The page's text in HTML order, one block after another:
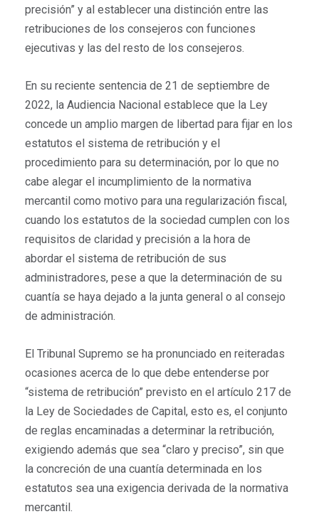
precisión” y al establecer una distinción entre las
retribuciones de los consejeros con funciones
ejecutivas y las del resto de los consejeros.
En su reciente sentencia de 21 de septiembre de
2022, la Audiencia Nacional establece que la Ley
concede un amplio margen de libertad para fijar en los
estatutos el sistema de retribución y el
procedimiento para su determinación, por lo que no
cabe alegar el incumplimiento de la normativa
mercantil como motivo para una regularización fiscal,
cuando los estatutos de la sociedad cumplen con los
requisitos de claridad y precisión a la hora de
abordar el sistema de retribución de sus
administradores, pese a que la determinación de su
cuantía se haya dejado a la junta general o al consejo
de administración.
El Tribunal Supremo se ha pronunciado en reiteradas
ocasiones acerca de lo que debe entenderse por
“sistema de retribución” previsto en el artículo 217 de
la Ley de Sociedades de Capital, esto es, el conjunto
de reglas encaminadas a determinar la retribución,
exigiendo además que sea “claro y preciso”, sin que
la concreción de una cuantía determinada en los
estatutos sea una exigencia derivada de la normativa
mercantil.